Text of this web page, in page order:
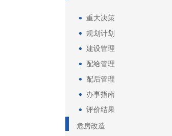
重大决策
规划计划
建设管理
配给管理
配后管理
办事指南
评价结果
危房改造